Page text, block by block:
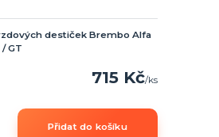
destiček Brembo Alfa
/ GT
715 Kč/ks
Přidat do košíku